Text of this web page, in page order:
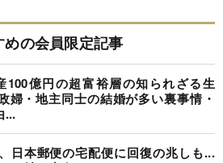
めの会員限定記事
100億円の超富裕層の知られざる生
婦・地主同士の結婚が多い裏事情・
...
日本郵便の宅配便に回復の兆しも...